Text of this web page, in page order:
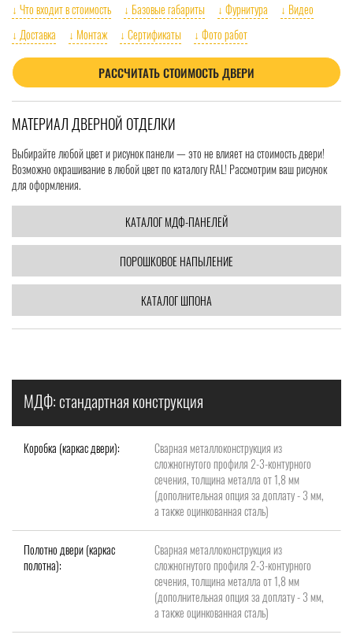
↓ Что входит в стоимость ↓ Базовые габариты ↓ Фурнитура
↓ Видео
↓ Доставка
↓ Монтаж ↓ Сертификаты ↓ Фото работ
РАССЧИТАТЬ СТОИМОСТЬ ДВЕРИ
МАТЕРИАЛ ДВЕРНОЙ ОТДЕЛКИ
Выбирайте любой цвет и рисунок панели — это не влияет на стоимость двери!
Возможно окрашивание в любой цвет по каталогу RAL! Рассмотрим ваш рисунок
для оформления.
КАТАЛОГ МДФ-ПАНЕЛЕЙ
ПОРОШКОВОЕ НАПЫЛЕНИЕ
КАТАЛОГ ШПОНА
МДФ: стандартная конструкция
Коробка (каркас двери):
Сварная металлоконструкция из
сложногнутого профиля 2-3-контурного
сечения, толщина металла от 1,8 мм
(дополнительная опция за доплату - 3 мм,
а также оцинкованная сталь)
Полотно двери (каркас
полотна):
Сварная металлоконструкция из
сложногнутого профиля 2-3-контурного
сечения, толщина металла от 1,8 мм
(дополнительная опция за доплату - 3 мм,
а также оцинкованная сталь)